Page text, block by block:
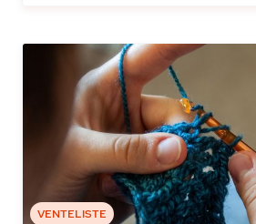
VENTELISTE